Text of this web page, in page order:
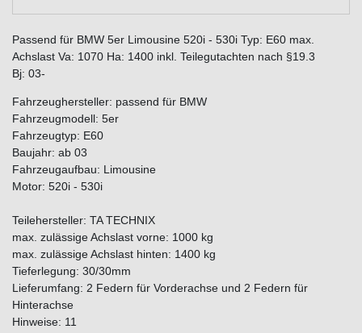
Passend für BMW 5er Limousine 520i - 530i Typ: E60 max.
Achslast Va: 1070 Ha: 1400 inkl. Teilegutachten nach §19.3
Bj: 03-
Fahrzeughersteller: passend für BMW
Fahrzeugmodell: 5er
Fahrzeugtyp: E60
Baujahr: ab 03
Fahrzeugaufbau: Limousine
Motor: 520i - 530i
Teilehersteller: TA TECHNIX
max. zulässige Achslast vorne: 1000 kg
max. zulässige Achslast hinten: 1400 kg
Tieferlegung: 30/30mm
Lieferumfang: 2 Federn für Vorderachse und 2 Federn für
Hinterachse
Hinweise: 11